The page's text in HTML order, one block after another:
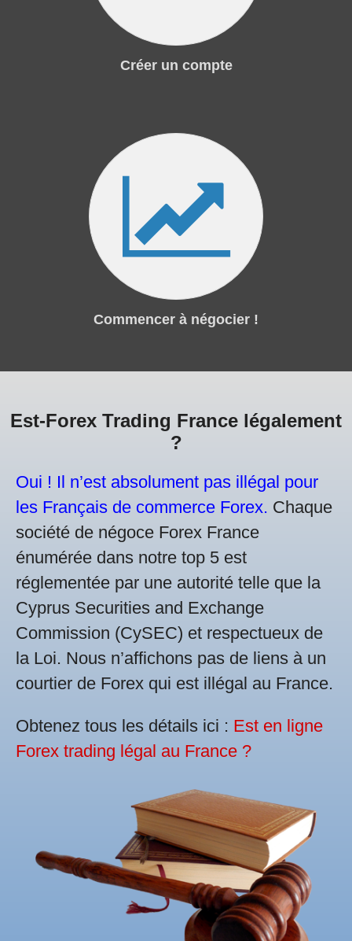
Créer un compte
Commencer à négocier !
Est-Forex Trading France légalement
?
Oui ! Il n’est absolument pas illégal pour
les Français de commerce Forex. Chaque
société de négoce Forex France
énumérée dans notre top 5 est
réglementée par une autorité telle que la
Cyprus Securities and Exchange
Commission (CySEC) et respectueux de
la Loi. Nous n’affichons pas de liens à un
courtier de Forex qui est illégal au France.
Obtenez tous les détails ici : Est en ligne
Forex trading légal au France ?